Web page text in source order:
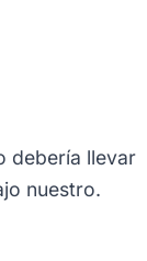
debería llevar
nuestro.